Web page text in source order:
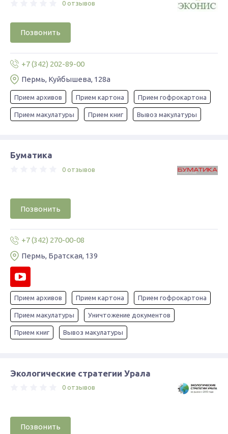
0 отзывов
Позвонить
+7 (342) 202-89-00
Пермь, ​Куйбышева, 128а
Прием архивов Прием картона Прием гофрокартона
Прием макулатуры Прием книг Вывоз макулатуры
Буматика
0 отзывов
Позвонить
+7 (342) 270-00-08
Пермь, Братская, 139
Прием архивов Прием картона Прием гофрокартона
Прием макулатуры Уничтожение документов
Прием книг Вывоз макулатуры
Экологические стратегии Урала
0 отзывов
Позвонить